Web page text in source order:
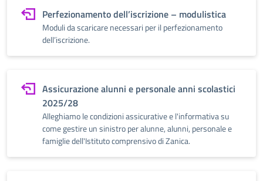
Perfezionamento dell’iscrizione – modulistica
Moduli da scaricare necessari per il perfezionamento
dell’iscrizione.
Assicurazione alunni e personale anni scolastici
2025/28
Alleghiamo le condizioni assicurative e l'informativa su
come gestire un sinistro per alunne, alunni, personale e
famiglie dell'Istituto comprensivo di Zanica.